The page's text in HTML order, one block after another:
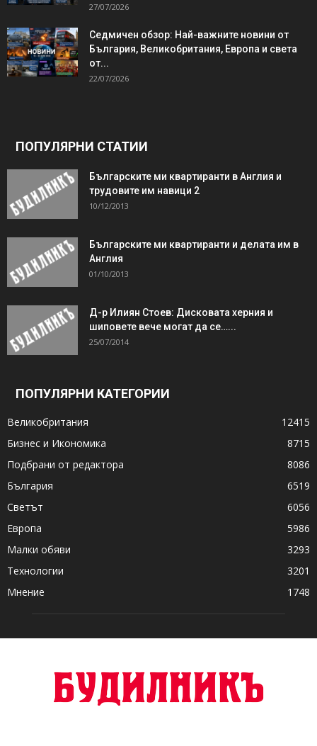
27/07/2026
Седмичен обзор: Най-важните новини от
България, Великобритания, Европа и света
от...
22/07/2026
ПОПУЛЯРНИ СТАТИИ
Българските ми квартиранти в Англия и
трудовите им навици 2
10/12/2013
Българските ми квартиранти и делата им в
Англия
01/10/2013
Д-р Илиян Стоев: Дисковата херния и
шиповете вече могат да се…...
25/07/2014
ПОПУЛЯРНИ КАТЕГОРИИ
Великобритания
12415
Бизнес и Икономика
8715
Подбрани от редактора
8086
България
6519
Светът
6056
Европа
5986
Малки обяви
3293
Технологии
3201
Мнение
1748